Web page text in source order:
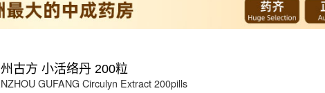
古方 小活络丹 200粒
GUFANG Circulyn Extract 200pills